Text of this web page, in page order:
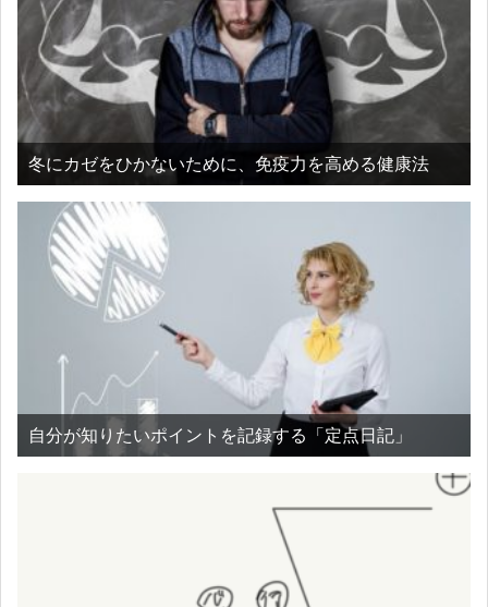
冬にカゼをひかないために、免疫力を高める健康法
自分が知りたいポイントを記録する「定点日記」